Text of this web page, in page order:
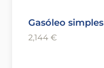
Gasóleo simples
2,144 €